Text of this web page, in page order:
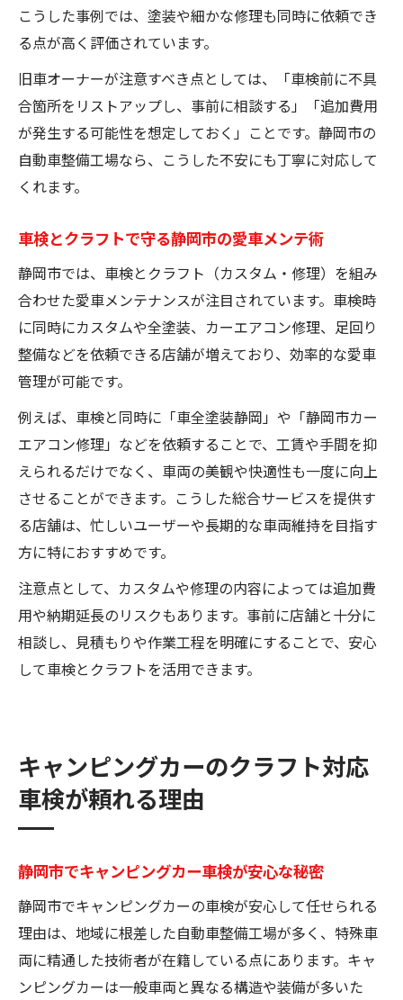
こうした事例では、塗装や細かな修理も同時に依頼でき
る点が高く評価されています。
旧車オーナーが注意すべき点としては、「車検前に不具
合箇所をリストアップし、事前に相談する」「追加費用
が発生する可能性を想定しておく」ことです。静岡市の
自動車整備工場なら、こうした不安にも丁寧に対応して
くれます。
車検とクラフトで守る静岡市の愛車メンテ術
静岡市では、車検とクラフト（カスタム・修理）を組み
合わせた愛車メンテナンスが注目されています。車検時
に同時にカスタムや全塗装、カーエアコン修理、足回り
整備などを依頼できる店舗が増えており、効率的な愛車
管理が可能です。
例えば、車検と同時に「車全塗装静岡」や「静岡市カー
エアコン修理」などを依頼することで、工賃や手間を抑
えられるだけでなく、車両の美観や快適性も一度に向上
させることができます。こうした総合サービスを提供す
る店舗は、忙しいユーザーや長期的な車両維持を目指す
方に特におすすめです。
注意点として、カスタムや修理の内容によっては追加費
用や納期延長のリスクもあります。事前に店舗と十分に
相談し、見積もりや作業工程を明確にすることで、安心
して車検とクラフトを活用できます。
キャンピングカーのクラフト対応
車検が頼れる理由
静岡市でキャンピングカー車検が安心な秘密
静岡市でキャンピングカーの車検が安心して任せられる
理由は、地域に根差した自動車整備工場が多く、特殊車
両に精通した技術者が在籍している点にあります。キャ
ンピングカーは一般車両と異なる構造や装備が多いた